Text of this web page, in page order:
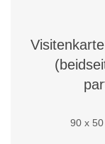
90 x